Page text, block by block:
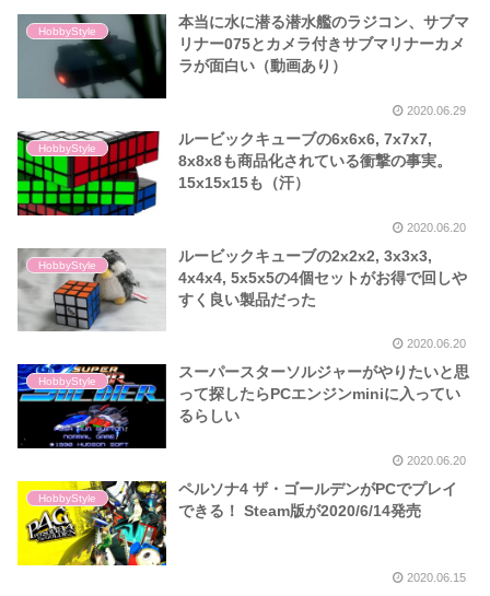
HobbyStyle
本当に水に潜る潜水艦のラジコン、サブマ
リナー075とカメラ付きサブマリナーカメ
ラが面白い（動画あり）
2020.06.29
HobbyStyle
ルービックキューブの6x6x6, 7x7x7,
8x8x8も商品化されている衝撃の事実。
15x15x15も（汗）
2020.06.20
HobbyStyle
ルービックキューブの2x2x2, 3x3x3,
4x4x4, 5x5x5の4個セットがお得で回しや
すく良い製品だった
2020.06.20
HobbyStyle
スーパースターソルジャーがやりたいと思
って探したらPCエンジンminiに入ってい
るらしい
2020.06.20
HobbyStyle
ペルソナ4 ザ・ゴールデンがPCでプレイ
できる！ Steam版が2020/6/14発売
2020.06.15